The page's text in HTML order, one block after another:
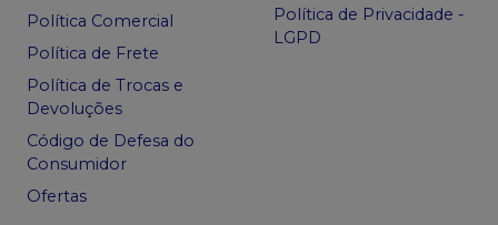
Política Comercial
Política de Frete
Política de Trocas e
Devoluções
Código de Defesa do
Consumidor
Ofertas
Política de Privacidade -
LGPD